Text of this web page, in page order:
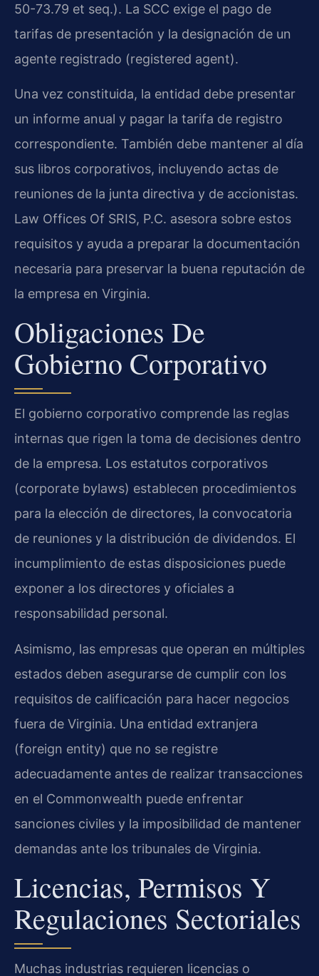
50-73.79 et seq.). La SCC exige el pago de
tarifas de presentación y la designación de un
agente registrado (registered agent).
Una vez constituida, la entidad debe presentar
un informe anual y pagar la tarifa de registro
correspondiente. También debe mantener al día
sus libros corporativos, incluyendo actas de
reuniones de la junta directiva y de accionistas.
Law Offices Of SRIS, P.C. asesora sobre estos
requisitos y ayuda a preparar la documentación
necesaria para preservar la buena reputación de
la empresa en Virginia.
Obligaciones De
Gobierno Corporativo
El gobierno corporativo comprende las reglas
internas que rigen la toma de decisiones dentro
de la empresa. Los estatutos corporativos
(corporate bylaws) establecen procedimientos
para la elección de directores, la convocatoria
de reuniones y la distribución de dividendos. El
incumplimiento de estas disposiciones puede
exponer a los directores y oficiales a
responsabilidad personal.
Asimismo, las empresas que operan en múltiples
estados deben asegurarse de cumplir con los
requisitos de calificación para hacer negocios
fuera de Virginia. Una entidad extranjera
(foreign entity) que no se registre
adecuadamente antes de realizar transacciones
en el Commonwealth puede enfrentar
sanciones civiles y la imposibilidad de mantener
demandas ante los tribunales de Virginia.
Licencias, Permisos Y
Regulaciones Sectoriales
Muchas industrias requieren licencias o